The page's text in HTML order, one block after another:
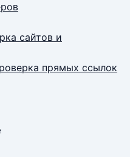
сайтов и
прямых ссылок